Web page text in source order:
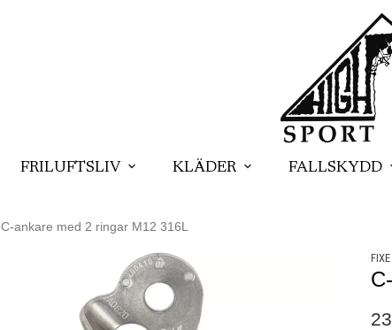
FRILUFTSLIV KLÄDER FALLSKYDD
C-ankare med 2 ringar M12 316L
FIXE